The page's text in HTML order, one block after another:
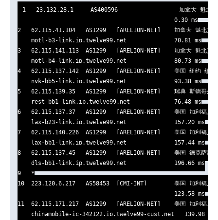
1   23.132.28.1     AS400596                  加拿大 魁北
                                              0.30 ms
2   62.115.41.104   AS1299   [ARELION-NET]    加拿大 魁北
    motl-b3-link.ip.twelve99.net              70.81 ms
3   62.115.141.113  AS1299   [ARELION-NET]    加拿大 魁北
    motl-b4-link.ip.twelve99.net              80.73 ms
4   62.115.137.142  AS1299   [ARELION-NET]    美国 纽约 纽
    nyk-bb5-link.ip.twelve99.net              93.38 ms
5   62.115.139.35   AS1299   [ARELION-NET]    瑞典 斯德哥尔
    rest-bb1-link.ip.twelve99.net             76.48 ms
6   62.115.137.37   AS1299   [ARELION-NET]    美国 加利福
    lax-b23-link.ip.twelve99.net              157.20 ms
7   62.115.140.226  AS1299   [ARELION-NET]    美国 加利福
    lax-bb1-link.ip.twelve99.net              157.44 ms
8   62.115.137.45   AS1299   [ARELION-NET]    美国 德克萨
    dls-bb1-link.ip.twelve99.net              196.66 ms
9   *
10  223.120.6.217   AS58453  [CMI-INT]        美国 加利福尼
                                              123.58 ms
11  62.115.171.217  AS1299   [ARELION-NET]    美国 加利福
    chinamobile-ic-342122.ip.twelve99-cust.net   139.98 ms